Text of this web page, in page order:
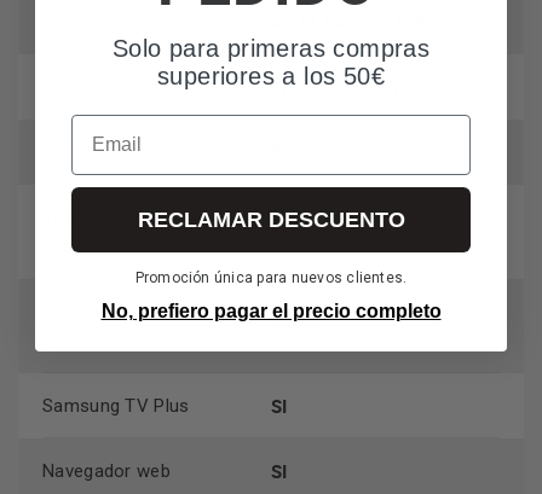
dispositivos y la navegación por internet.
Sistema operativo Tizen™ Smart TV
Interacción por voz a
larga distancia
SI
Asistente de voz
Alexa
Samsung TV Plus SI
Navegador web SI
Solo para primeras compras
superiores a los 50€
Email
RECLAMAR DESCUENTO
Promoción única para nuevos clientes.
No, prefiero pagar el precio completo